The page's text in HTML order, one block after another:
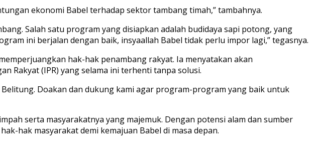
ekonomi Babel terhadap sektor tambang timah,” tambahnya.
Salah satu program yang disiapkan adalah budidaya sapi potong, yang
ini berjalan dengan baik, insyaallah Babel tidak perlu impor lagi,” tegasnya.
hak-hak penambang rakyat. Ia menyatakan akan
Rakyat (IPR) yang selama ini terhenti tanpa solusi.
Doakan dan dukung kami agar program-program yang baik untuk
serta masyarakatnya yang majemuk. Dengan potensi alam dan sumber
hak masyarakat demi kemajuan Babel di masa depan.